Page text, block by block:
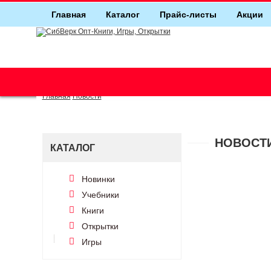
Главная Каталог Прайс-листы Акции
Главная Новости
КАТАЛОГ
Новинки
Учебники
Книги
Открытки
Игры